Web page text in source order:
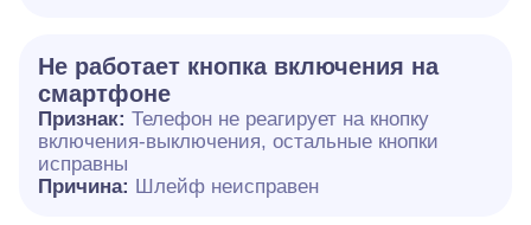
Не работает кнопка включения на
смартфоне
Признак: Телефон не реагирует на кнопку
включения-выключения, остальные кнопки
исправны
Причина: Шлейф неисправен